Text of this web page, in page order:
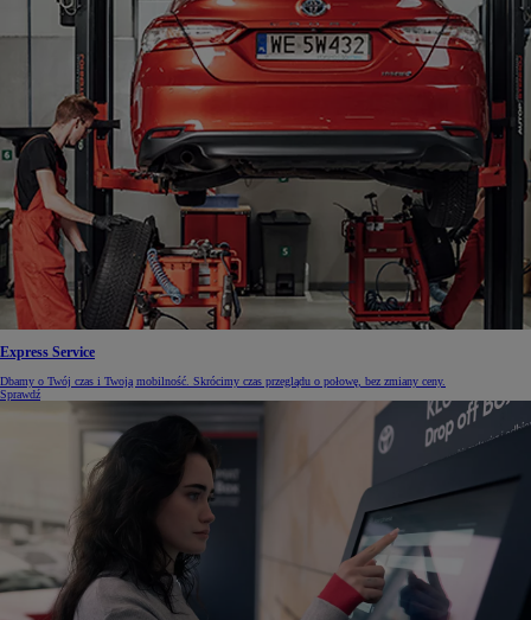
Express Service
Dbamy o Twój czas i Twoją mobilność. Skrócimy czas przeglądu o połowę, bez zmiany ceny.
Sprawdź